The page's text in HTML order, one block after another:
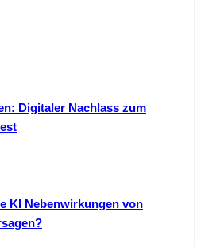
Digitaler Nachlass zum
KI Nebenwirkungen von